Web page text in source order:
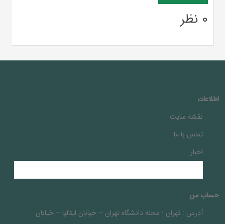
0 نظر
اطلاعات
نقشه سایت
تماس با ما
اخبار
حساب من
آدرس : تهران - محله دانشگاه تهران – خيابان ايتاليا – خيابان